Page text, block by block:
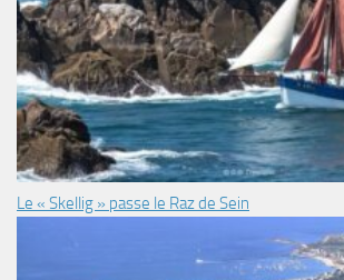
Le « Skellig » passe le Raz de Sein